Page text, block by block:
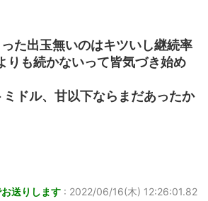
た出玉無いのはキツいし継続率
りも続かないって皆気づき始め
ドル、甘以下ならまだあったか
送りします : 2022/06/16(木) 12:26:01.82